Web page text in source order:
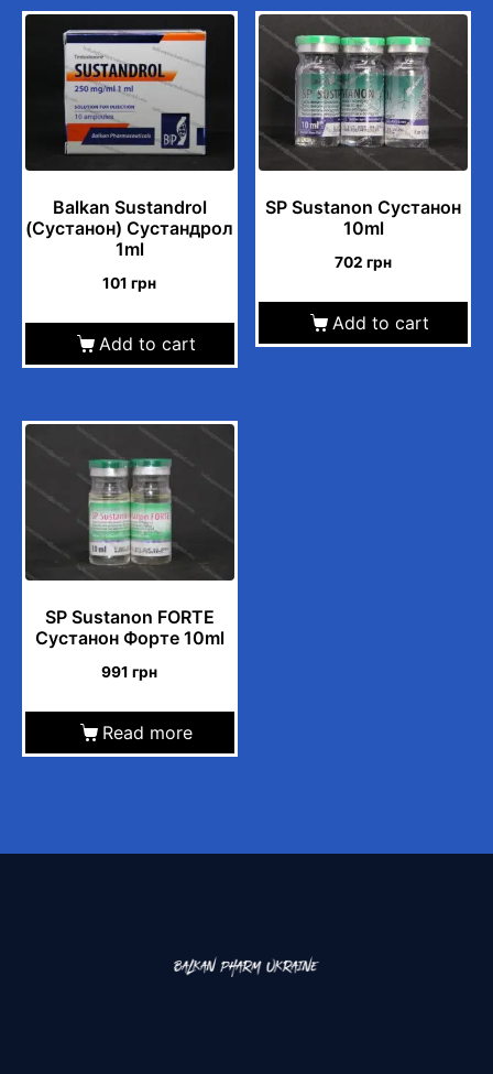
Balkan Sustandrol
(Сустанон) Сустандрол
1ml
101грн
Add to cart
SP Sustanon Сустанон
10ml
702грн
Add to cart
SP Sustanon FORTE
Сустанон Форте 10ml
991грн
Read more